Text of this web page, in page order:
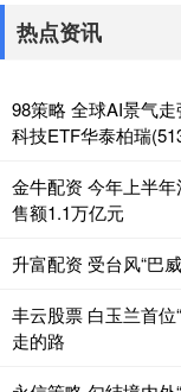
热点资讯
98策略 全球AI景气
科技ETF华泰柏瑞
金牛配资 今年上半
售额1.1万亿元
升富配资 受台风“巴
丰云股票 白玉兰首位
走的路